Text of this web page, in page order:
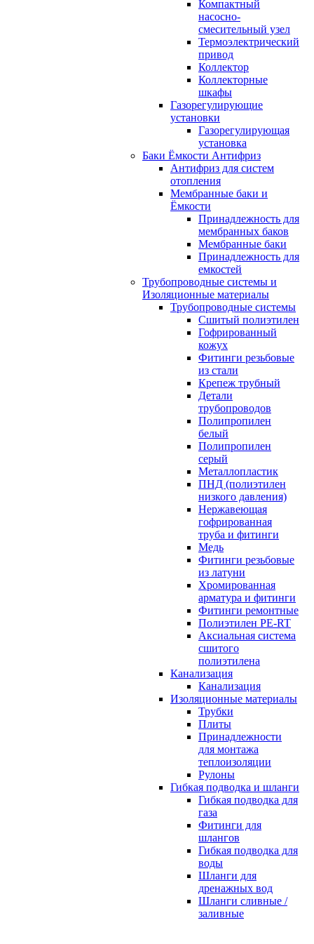
Компактный
насосно-
смесительный узел
Термоэлектрический
привод
Коллектор
Коллекторные
шкафы
Газорегулирующие
установки
Газорегулирующая
установка
Баки Ёмкости Антифриз
Антифриз для систем
отопления
Мембранные баки и
Ёмкости
Принадлежность для
мембранных баков
Мембранные баки
Принадлежность для
емкостей
Трубопроводные системы и
Изоляционные материалы
Трубопроводные системы
Сшитый полиэтилен
Гофрированный
кожух
Фитинги резьбовые
из стали
Крепеж трубный
Детали
трубопроводов
Полипропилен
белый
Полипропилен
серый
Металлопластик
ПНД (полиэтилен
низкого давления)
Нержавеющая
гофрированная
труба и фитинги
Медь
Фитинги резьбовые
из латуни
Хромированная
арматура и фитинги
Фитинги ремонтные
Полиэтилен PE-RT
Аксиальная система
сшитого
полиэтилена
Канализация
Канализация
Изоляционные материалы
Трубки
Плиты
Принадлежности
для монтажа
теплоизоляции
Рулоны
Гибкая подводка и шланги
Гибкая подводка для
газа
Фитинги для
шлангов
Гибкая подводка для
воды
Шланги для
дренажных вод
Шланги сливные /
заливные